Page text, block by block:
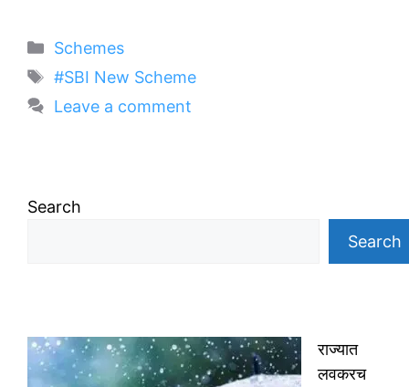
Categories
Schemes
Tags
#SBI New Scheme
Leave a comment
Search
Search
राज्यात
लवकरच